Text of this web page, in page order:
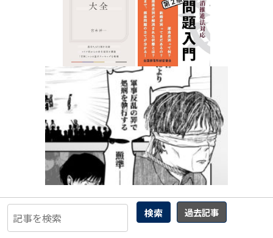
検索 過去記事
最近の記事